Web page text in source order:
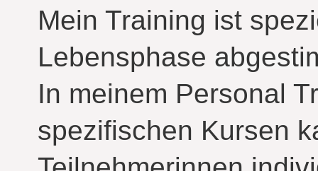
Mein Training ist
Lebensphase
In meinem Personal
spezifischen Kursen